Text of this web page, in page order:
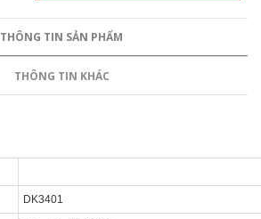
THÔNG TIN SẢN PHẨM
THÔNG TIN KHÁC
DK3401